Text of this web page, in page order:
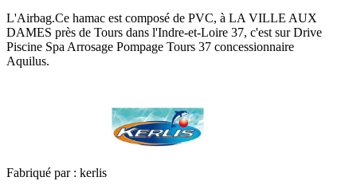
L'Airbag.Ce hamac est composé de PVC, à LA VILLE AUX
DAMES près de Tours dans l'Indre-et-Loire 37, c'est sur Drive
Piscine Spa Arrosage Pompage Tours 37 concessionnaire
Aquilus.
Fabriqué par : kerlis